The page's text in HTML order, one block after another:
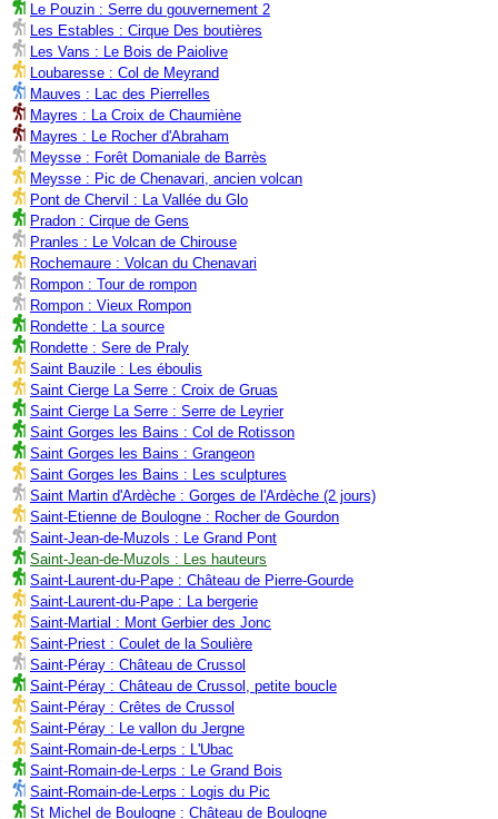
Le Pouzin : Serre du gouvernement 2
Les Estables : Cirque Des boutières
Les Vans : Le Bois de Paiolive
Loubaresse : Col de Meyrand
Mauves : Lac des Pierrelles
Mayres : La Croix de Chaumiène
Mayres : Le Rocher d'Abraham
Meysse : Forêt Domaniale de Barrès
Meysse : Pic de Chenavari, ancien volcan
Pont de Chervil : La Vallée du Glo
Pradon : Cirque de Gens
Pranles : Le Volcan de Chirouse
Rochemaure : Volcan du Chenavari
Rompon : Tour de rompon
Rompon : Vieux Rompon
Rondette : La source
Rondette : Sere de Praly
Saint Bauzile : Les éboulis
Saint Cierge La Serre : Croix de Gruas
Saint Cierge La Serre : Serre de Leyrier
Saint Gorges les Bains : Col de Rotisson
Saint Gorges les Bains : Grangeon
Saint Gorges les Bains : Les sculptures
Saint Martin d'Ardèche : Gorges de l'Ardèche (2 jours)
Saint-Etienne de Boulogne : Rocher de Gourdon
Saint-Jean-de-Muzols : Le Grand Pont
Saint-Jean-de-Muzols : Les hauteurs
Saint-Laurent-du-Pape : Château de Pierre-Gourde
Saint-Laurent-du-Pape : La bergerie
Saint-Martial : Mont Gerbier des Jonc
Saint-Priest : Coulet de la Soulière
Saint-Péray : Château de Crussol
Saint-Péray : Château de Crussol, petite boucle
Saint-Péray : Crêtes de Crussol
Saint-Péray : Le vallon du Jergne
Saint-Romain-de-Lerps : L'Ubac
Saint-Romain-de-Lerps : Le Grand Bois
Saint-Romain-de-Lerps : Logis du Pic
St Michel de Boulogne : Château de Boulogne